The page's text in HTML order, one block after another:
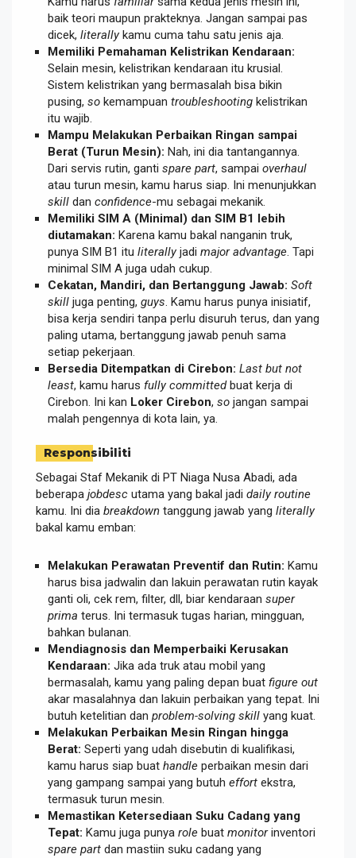
baik teori maupun prakteknya. Jangan sampai pas
dicek, literallykamu cuma tahu satu jenis aja.
Memiliki Pemahaman Kelistrikan Kendaraan:
Selain mesin, kelistrikan kendaraan itu krusial.
Sistem kelistrikan yang bermasalah bisa bikin
pusing, so kemampuan troubleshooting kelistrikan
itu wajib.
Mampu Melakukan Perbaikan Ringan sampai
Berat (Turun Mesin): Nah, ini dia tantangannya.
Dari servis rutin, ganti spare part, sampai overhaul
atau turun mesin, kamu harus siap. Ini menunjukkan
skill dan confidence-mu sebagai mekanik.
Memiliki SIM A (Minimal) dan SIM B1 lebih
diutamakan: Karena kamu bakal nanganin truk,
punya SIM B1 itu literallyjadi major advantage . Tapi
minimal SIM A juga udah cukup.
Cekatan, Mandiri, dan Bertanggung Jawab: Soft
skill juga penting, guys . Kamu harus punya inisiatif,
bisa kerja sendiri tanpa perlu disuruh terus, dan yang
paling utama, bertanggung jawab penuh sama
setiap pekerjaan.
Bersedia Ditempatkan di Cirebon: Last but not
least, kamu harus fully committedbuat kerja di
Cirebon. Ini kan Loker Cirebon, so jangan sampai
malah pengennya di kota lain, ya.
Responsibiliti
Sebagai Staf Mekanik di PT Niaga Nusa Abadi, ada
beberapa jobdesc utama yang bakal jadi daily routine
kamu. Ini dia breakdown tanggung jawab yang literally
bakal kamu emban:
Melakukan Perawatan Preventif dan Rutin: Kamu
harus bisa jadwalin dan lakuin perawatan rutin kayak
ganti oli, cek rem, filter, dll, biar kendaraan super
prima terus. Ini termasuk tugas harian, mingguan,
bahkan bulanan.
Mendiagnosis dan Memperbaiki Kerusakan
Kendaraan: Jika ada truk atau mobil yang
bermasalah, kamu yang paling depan buat figure out
akar masalahnya dan lakuin perbaikan yang tepat. Ini
butuh ketelitian dan problem-solving skill yang kuat.
Melakukan Perbaikan Mesin Ringan hingga
Berat: Seperti yang udah disebutin di kualifikasi,
kamu harus siap buat handle perbaikan mesin dari
yang gampang sampai yang butuh effort ekstra,
termasuk turun mesin.
Memastikan Ketersediaan Suku Cadang yang
Tepat: Kamu juga punya role buat monitorinventori
spare part dan mastiin suku cadang yang